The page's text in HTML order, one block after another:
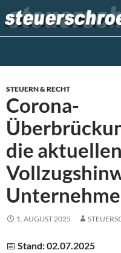
Inhalt
springen
STEUERN & RECHT
Corona-
die aktuellen
1. AUGUST 2025
📅 Stand: 02.07.2025